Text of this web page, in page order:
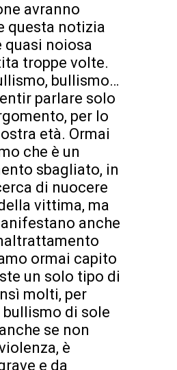
avranno
questa notizia
quasi noiosa
troppe volte.
bullismo…
parlare solo
per lo
età. Ormai
che è un
sbagliato, in
di nuocere
vittima, ma
anche
ormai capito
un solo tipo di
molti, per
bullismo di sole
se non
è
e da